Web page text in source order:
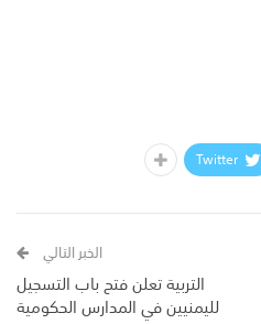
Twitter
الخبر التالي
التربية تعلن فتح باب التسجيل
لليمنيين في المدارس الحكومية